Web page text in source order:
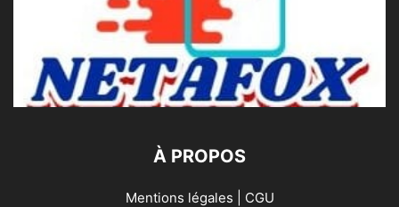
À PROPOS
Mentions légales | CGU